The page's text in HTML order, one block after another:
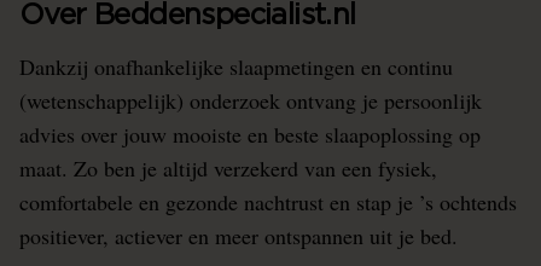
Over Beddenspecialist.nl
Dankzij onafhankelijke slaapmetingen en continu
(wetenschappelijk) onderzoek ontvang je persoonlijk
advies over jouw mooiste en beste slaapoplossing op
maat. Zo ben je altijd verzekerd van een fysiek,
comfortabele en gezonde nachtrust en stap je ’s ochtends
positiever, actiever en meer ontspannen uit je bed.